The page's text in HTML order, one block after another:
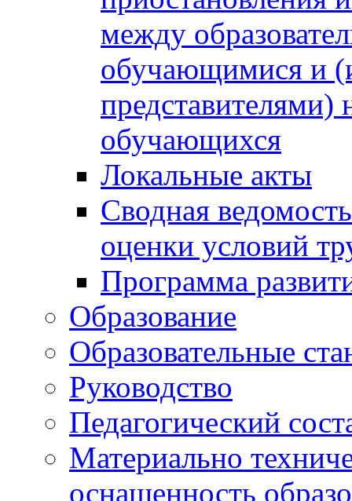
между
обучающимися и
представителями)
обучающихся
Локальные акты
Сводная
оценки условий
Программа
Образование
Образовательные
Руководство
Педагогический
Материально
оснащенность